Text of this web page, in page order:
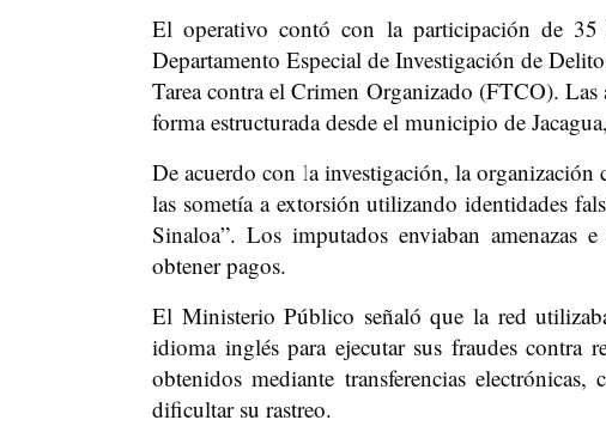
El operativo contó con la participación de
Departamento Especial de Investigación de
Tarea contra el Crimen Organizado (FTCO).
forma estructurada desde el municipio de
De acuerdo con la investigación, la
las sometía a extorsión utilizando identidades
Sinaloa”. Los imputados enviaban amenazas
obtener pagos.
El Ministerio Público señaló que la red
idioma inglés para ejecutar sus fraudes contra
obtenidos mediante transferencias
dificultar su rastreo.